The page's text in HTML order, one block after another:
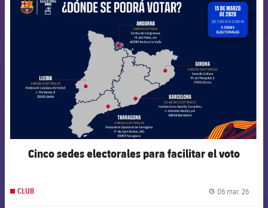
FCB Barcelona badge
Cinco sedes electorales para facilitar el voto
CLUB 06 mar. 26